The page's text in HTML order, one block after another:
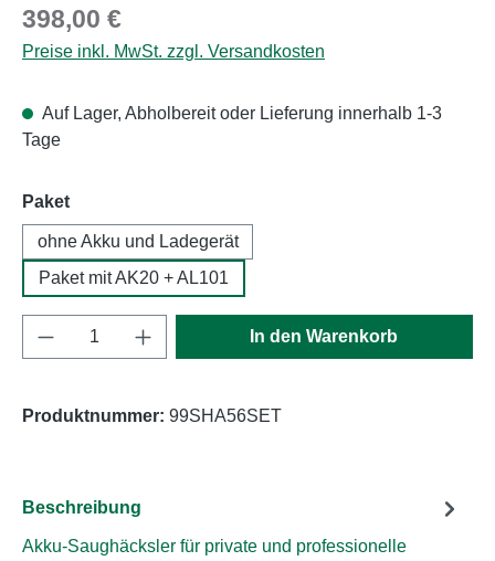
Regulärer Preis:
398,00 €
Preise inkl. MwSt. zzgl. Versandkosten
Auf Lager, Abholbereit oder Lieferung innerhalb 1-3
Tage
Paketauswählen
ohne Akku und Ladegerät
Paket mit AK20 + AL101
Produkt Anzahl: Gib den gewünschten
In den Warenkorb
Produktnummer: 99SHA56SET
Beschreibung
Akku-Saughäcksler für private und professionelle